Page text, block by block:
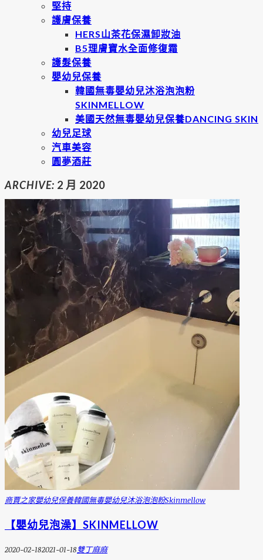
堅持
護膚保養
HERS山茶花保濕卸妝油
B5理膚寶水全面修復霜
護髮保養
嬰幼兒保養
韓國無毒嬰幼兒沐浴泡泡粉
SKINMELLOW
美國天然無毒嬰幼兒保養DANCING SKIN
幼兒足球
汽車美容
圓夢酒莊
ARCHIVE: 2 月 2020
商賈之家嬰幼兒保養韓國無毒嬰幼兒沐浴泡泡粉skinmellow
【嬰幼兒泡澡】SKINMELLOW
2020-02-182021-01-18雙丁麻麻